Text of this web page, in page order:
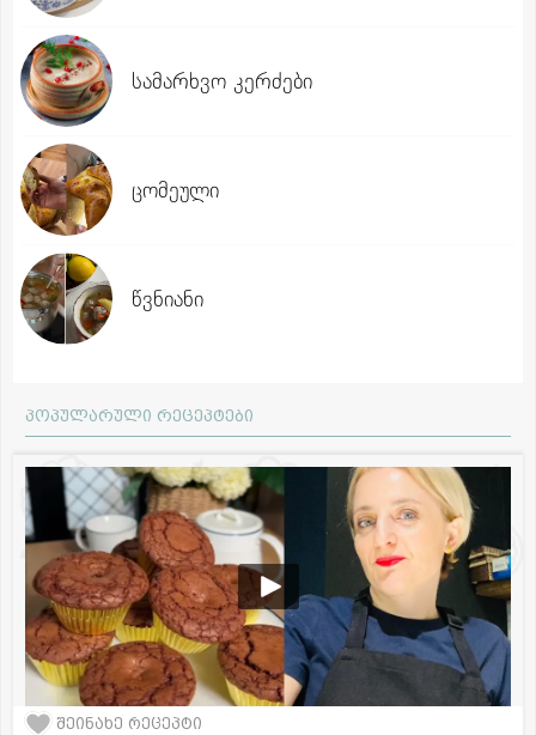
სამარხვო კერძები
ცომეული
წვნიანი
პოპულარული რეცეპტები
შეინახე რეცეპტი